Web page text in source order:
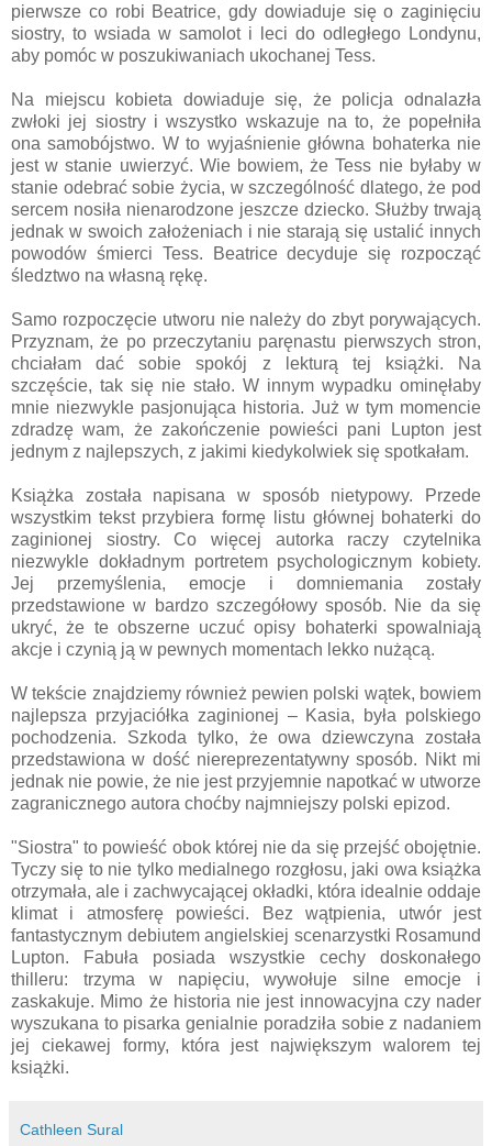
pierwsze co robi Beatrice, gdy dowiaduje się o zaginięciu
siostry, to wsiada w samolot i leci do odległego Londynu,
aby pomóc w poszukiwaniach ukochanej Tess.
Na miejscu kobieta dowiaduje się, że policja odnalazła
zwłoki jej siostry i wszystko wskazuje na to, że popełniła
ona samobójstwo. W to wyjaśnienie główna bohaterka nie
jest w stanie uwierzyć. Wie bowiem, że Tess nie byłaby w
stanie odebrać sobie życia, w szczególność dlatego, że pod
sercem nosiła nienarodzone jeszcze dziecko. Służby trwają
jednak w swoich założeniach i nie starają się ustalić innych
powodów śmierci Tess. Beatrice decyduje się rozpocząć
śledztwo na własną rękę.
Samo rozpoczęcie utworu nie należy do zbyt porywających.
Przyznam, że po przeczytaniu paręnastu pierwszych stron,
chciałam dać sobie spokój z lekturą tej książki. Na
szczęście, tak się nie stało. W innym wypadku ominęłaby
mnie niezwykle pasjonująca historia. Już w tym momencie
zdradzę wam, że zakończenie powieści pani Lupton jest
jednym z najlepszych, z jakimi kiedykolwiek się spotkałam.
Książka została napisana w sposób nietypowy. Przede
wszystkim tekst przybiera formę listu głównej bohaterki do
zaginionej siostry. Co więcej autorka raczy czytelnika
niezwykle dokładnym portretem psychologicznym kobiety.
Jej przemyślenia, emocje i domniemania zostały
przedstawione w bardzo szczegółowy sposób. Nie da się
ukryć, że te obszerne uczuć opisy bohaterki spowalniają
akcje i czynią ją w pewnych momentach lekko nużącą.
W tekście znajdziemy również pewien polski wątek, bowiem
najlepsza przyjaciółka zaginionej – Kasia, była polskiego
pochodzenia. Szkoda tylko, że owa dziewczyna została
przedstawiona w dość niereprezentatywny sposób. Nikt mi
jednak nie powie, że nie jest przyjemnie napotkać w utworze
zagranicznego autora choćby najmniejszy polski epizod.
"Siostra" to powieść obok której nie da się przejść obojętnie.
Tyczy się to nie tylko medialnego rozgłosu, jaki owa książka
otrzymała, ale i zachwycającej okładki, która idealnie oddaje
klimat i atmosferę powieści. Bez wątpienia, utwór jest
fantastycznym debiutem angielskiej scenarzystki Rosamund
Lupton. Fabuła posiada wszystkie cechy doskonałego
thilleru: trzyma w napięciu, wywołuje silne emocje i
zaskakuje. Mimo że historia nie jest innowacyjna czy nader
wyszukana to pisarka genialnie poradziła sobie z nadaniem
jej ciekawej formy, która jest największym walorem tej
książki.
Cathleen Sural